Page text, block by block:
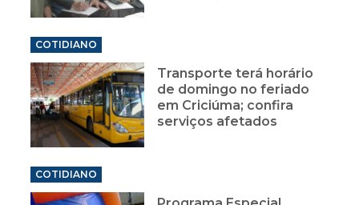
COTIDIANO
Transporte terá horário
de domingo no feriado
em Criciúma; confira
serviços afetados
COTIDIANO